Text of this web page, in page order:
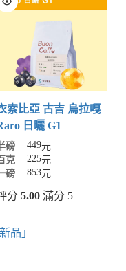
索比亞 古吉 烏拉嘎
日曬 G1
磅 449元
克
225元
磅
853元
分 5.00滿分 5
品」